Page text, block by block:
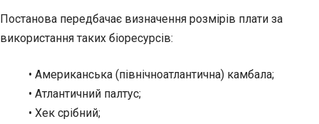
Постанова передбачає визначення розмірів плати за
використання таких біоресурсів:
• Американська (північноатлантична) камбала;
• Атлантичний палтус;
• Хек срібний;